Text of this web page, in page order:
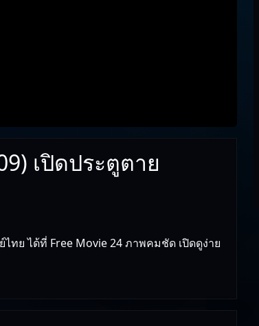
เปิดประตูตาย
ทย ได้ที่ Free Movie 24 ภาพคมชัด เปิดดูง่าย